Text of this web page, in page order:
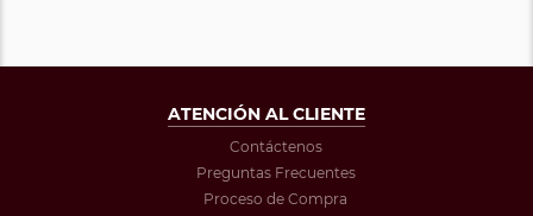
ATENCIÓN AL CLIENTE
Contáctenos
Preguntas Frecuentes
Proceso de Compra